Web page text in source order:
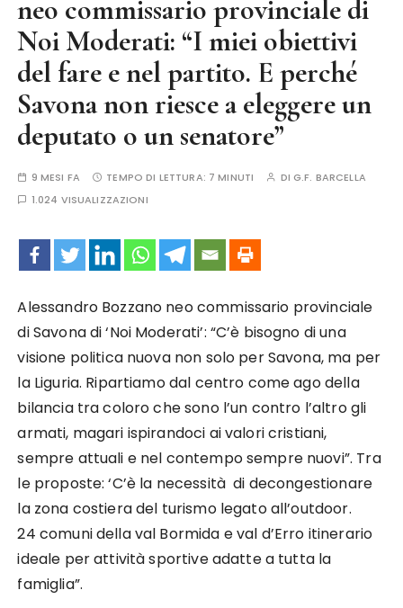
neo commissario provinciale di
Noi Moderati: “I miei obiettivi
del fare e nel partito. E perché
Savona non riesce a eleggere un
deputato o un senatore”
9 MESI FA TEMPO DI LETTURA: 7 MINUTI DI G.F. BARCELLA
1.024 VISUALIZZAZIONI
Alessandro Bozzano neo commissario provinciale
di Savona di ‘Noi Moderati’: “C’è bisogno di una
visione politica nuova non solo per Savona, ma per
la Liguria. Ripartiamo dal centro come ago della
bilancia tra coloro che sono l’un contro l’altro gli
armati, magari ispirandoci ai valori cristiani,
sempre attuali e nel contempo sempre nuovi”. Tra
le proposte: ‘C’è la necessità di decongestionare
la zona costiera del turismo legato all’outdoor.
24 comuni della val Bormida e val d’Erro itinerario
ideale per attività sportive adatte a tutta la
famiglia”.